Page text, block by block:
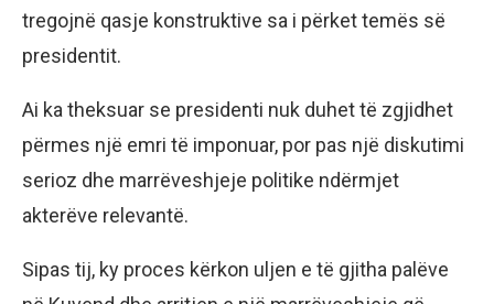
tregojnë qasje konstruktive sa i përket temës së
presidentit.
Ai ka theksuar se presidenti nuk duhet të zgjidhet
përmes një emri të imponuar, por pas një diskutimi
serioz dhe marrëveshjeje politike ndërmjet
akterëve relevantë.
Sipas tij, ky proces kërkon uljen e të gjitha palëve